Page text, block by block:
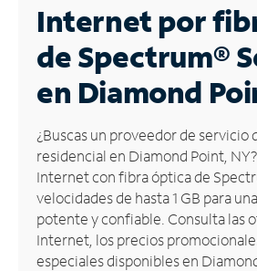
Business
Contáctanos
Inglés
Administrar
cuenta
Encuentra
una
tienda
Internet por
de Spectrum®
en Diamond
¿Buscas un proveedor de servicio
residencial en Diamond Point,
Internet con fibra óptica de
velocidades de hasta 1 GB para
potente y confiable. Consulta las
Internet, los precios
especiales disponibles en